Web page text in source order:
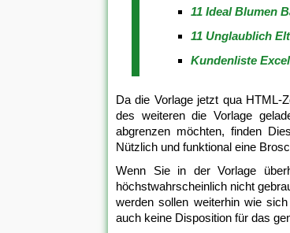
11 Ideal Blumen
11 Unglaublich
Kundenliste
Da die Vorlage jetzt qua HTML-
des weiteren die Vorlage
abgrenzen möchten, finden
Nützlich und funktional eine
Wenn Sie in der Vorlage
höchstwahrscheinlich nicht
werden sollen weiterhin wie
auch keine Disposition für das